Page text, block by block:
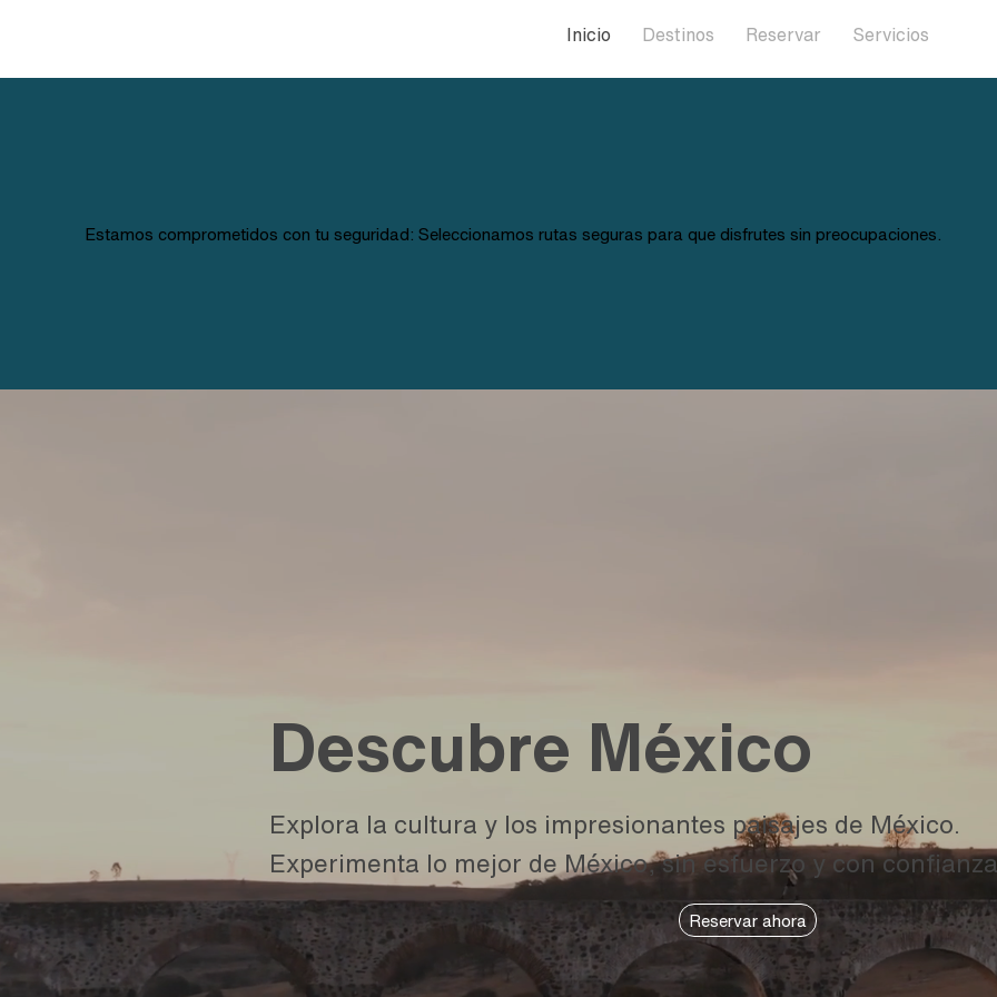
Inicio Destinos Reservar Servicios
Estamos comprometidos con tu seguridad: Seleccionamos rutas seguras para que disfrutes sin preocupaciones.
Descubre México
Explora la cultura y los impresionantes paisajes de México.
Experimenta lo mejor de México, sin esfuerzo y con
Reservar ahora